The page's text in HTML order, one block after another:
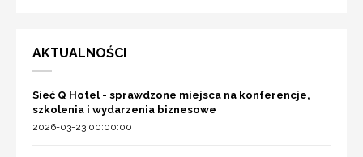
AKTUALNOŚCI
Sieć Q Hotel - sprawdzone miejsca na konferencje,
szkolenia i wydarzenia biznesowe
2026-03-23 00:00:00